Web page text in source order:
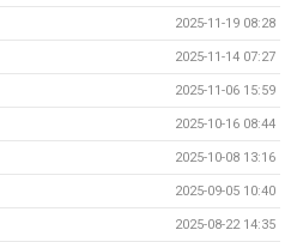
2025-11-19 08:28
2025-11-14 07:27
2025-11-06 15:59
2025-10-16 08:44
2025-10-08 13:16
2025-09-05 10:40
2025-08-22 14:35